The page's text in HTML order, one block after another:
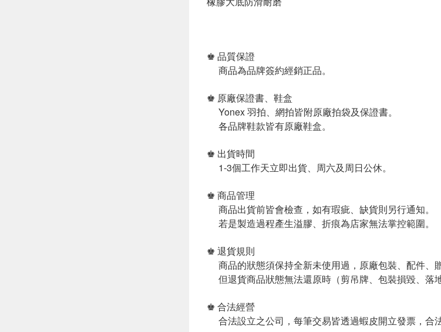
♚ 品質保證
商品為品牌簽約經銷正品。
♚ 原廠保證書、鞋盒
Yonex 羽拍、網拍皆附原廠拍袋及保證書。
各品牌鞋款皆有原廠鞋盒。
♚ 出貨時間
1-3個工作天立即出貨、周六及周日公休。
♚ 商品管理
商品出貨前皆會檢查，如有瑕疵、缺貨則另行通知。
若是製造過程產生溢膠、折痕為店家無法掌控範圍。
♚ 退貨規則
商品的狀態須保持全新未使用過，原廠包裝、配件、
但退貨商品狀態無法還原時（剪吊牌、包裝損毀、落
♚ 合法經營
合法設立之公司，每筆交易皆透過蝦皮開立發票，合法